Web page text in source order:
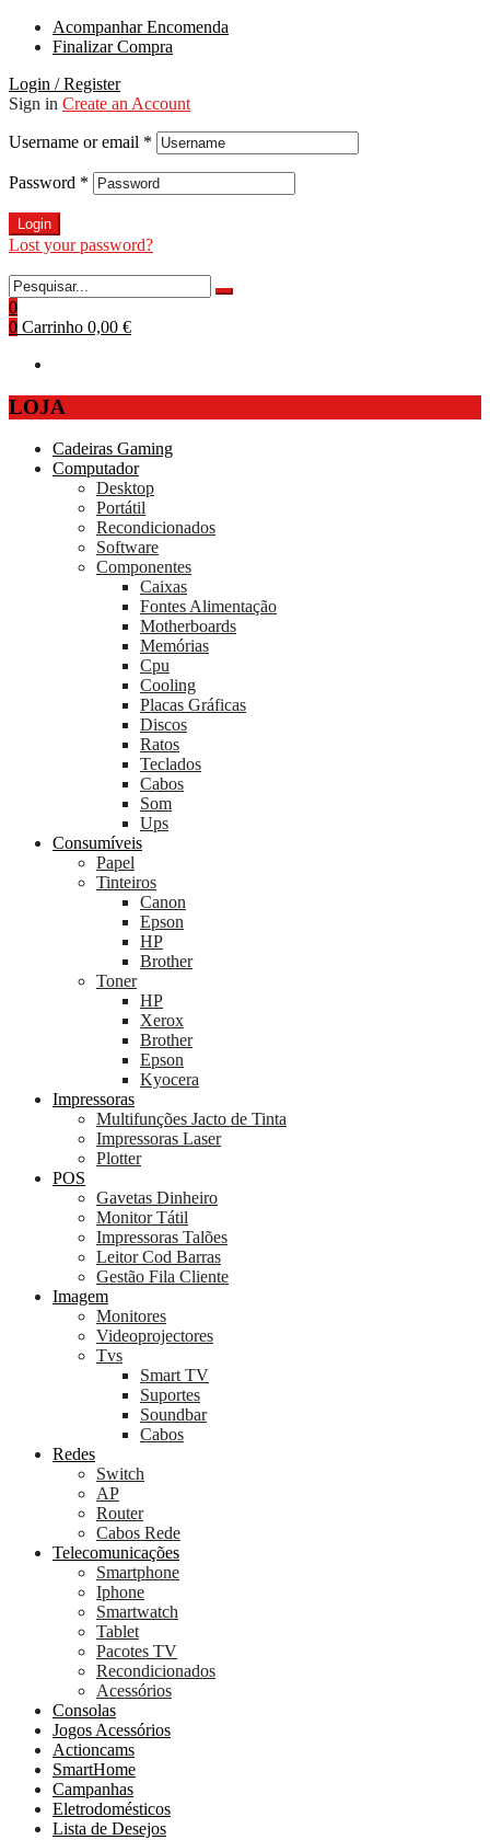
Acompanhar Encomenda
Finalizar Compra
Login / Register
Sign in Create an Account
Username or email *
Password *
Login
Lost your password?
0
0 Carrinho 0,00 €
LOJA
Cadeiras Gaming
Computador
Desktop
Portátil
Recondicionados
Software
Componentes
Caixas
Fontes Alimentação
Motherboards
Memórias
Cpu
Cooling
Placas Gráficas
Discos
Ratos
Teclados
Cabos
Som
Ups
Consumíveis
Papel
Tinteiros
Canon
Epson
HP
Brother
Toner
HP
Xerox
Brother
Epson
Kyocera
Impressoras
Multifunções Jacto de Tinta
Impressoras Laser
Plotter
POS
Gavetas Dinheiro
Monitor Tátil
Impressoras Talões
Leitor Cod Barras
Gestão Fila Cliente
Imagem
Monitores
Videoprojectores
Tvs
Smart TV
Suportes
Soundbar
Cabos
Redes
Switch
AP
Router
Cabos Rede
Telecomunicações
Smartphone
Iphone
Smartwatch
Tablet
Pacotes TV
Recondicionados
Acessórios
Consolas
Jogos Acessórios
Actioncams
SmartHome
Campanhas
Eletrodomésticos
Lista de Desejos